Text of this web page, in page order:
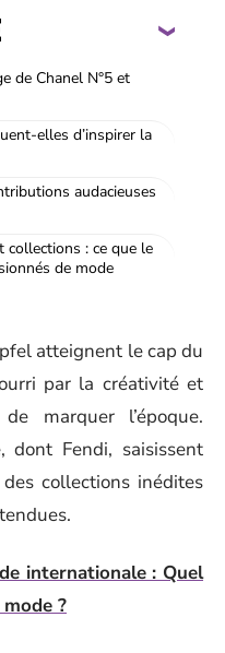
de Chanel N°5 et
elles d’inspirer la
audacieuses
collections : ce que le
de mode
atteignent le cap du
par la créativité et
marquer l’époque.
dont Fendi, saisissent
collections inédites
internationale : Quel
?